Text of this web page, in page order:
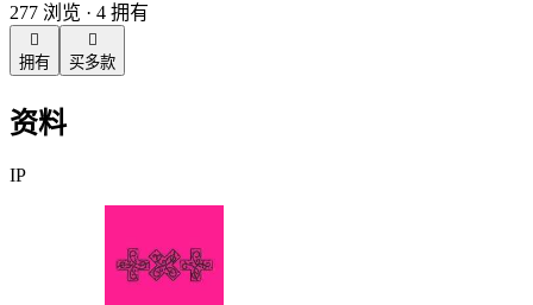
277 浏览 · 4 拥有

拥有

买多款
资料
IP